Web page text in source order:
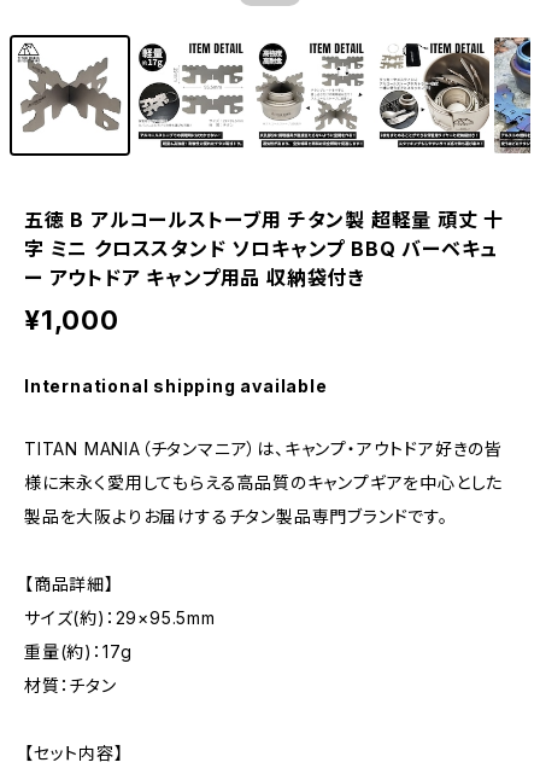
五徳 B アルコールストーブ用 チタン製 超軽量 頑丈 十
字 ミニ クロススタンド ソロキャンプ BBQ バーベキュ
ー アウトドア キャンプ用品 収納袋付き
¥1,000
International shipping available
TITAN MANIA（チタンマニア）は、キャンプ・アウトドア好きの皆
様に末永く愛用してもらえる高品質のキャンプギアを中心とした
製品を大阪よりお届けするチタン製品専門ブランドです。
【商品詳細】
サイズ(約)：29×95.5mm
重量(約)：17g
材質：チタン
【セット内容】